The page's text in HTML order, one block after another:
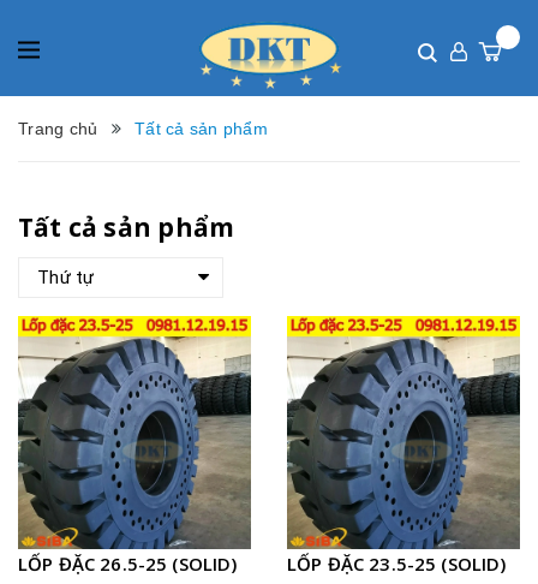
Trang chủ Tất cả sản phẩm
Tất cả sản phẩm
Thứ tự
LỐP ĐẶC 26.5-25 (SOLID) LỐP ĐẶC 23.5-25 (SOLID)